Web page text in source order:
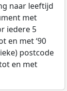
naar leeftijd
met
iedere 5
en met ‘90
postcode
en met